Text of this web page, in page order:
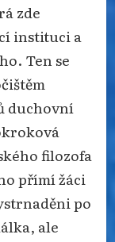
zde
instituci a
Ten se
duchovní
filozofa
přímí žáci
po
ale